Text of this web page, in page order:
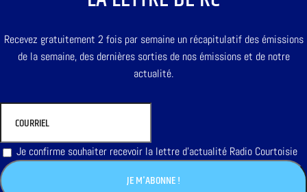
Recevez gratuitement 2 fois par semaine un récapitulatif des émissions
de la semaine, des dernières sorties de nos émissions et de notre
actualité.
Je confirme souhaiter recevoir la lettre d'actualité Radio Courtoisie